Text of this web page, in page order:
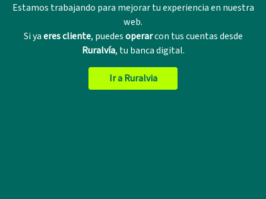
Estamos trabajando para mejorar tu experiencia en nuestra
web.
Si yaeres cliente, puedesoperarcon tus cuentas desde
Ruralvía, tu banca digital.
Ir a Ruralvia